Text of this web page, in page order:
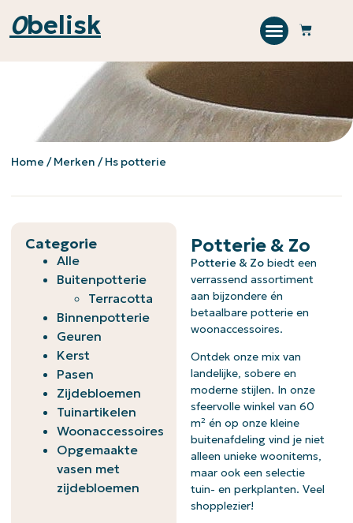
0belisk
Home / Merken / Hs potterie
Categorie
Alle
Buitenpotterie
Terracotta
Binnenpotterie
Geuren
Kerst
Pasen
Zijdebloemen
Tuinartikelen
Woonaccessoires
Opgemaakte
vasen met
zijdebloemen
Potterie & Zo
Potterie & Zo biedt een
verrassend assortiment
aan bijzondere én
betaalbare potterie en
woonaccessoires.
Ontdek onze mix van
landelijke, sobere en
moderne stijlen. In onze
sfeervolle winkel van 60
m² én op onze kleine
buitenafdeling vind je niet
alleen unieke woonitems,
maar ook een selectie
tuin- en perkplanten. Veel
shopplezier!